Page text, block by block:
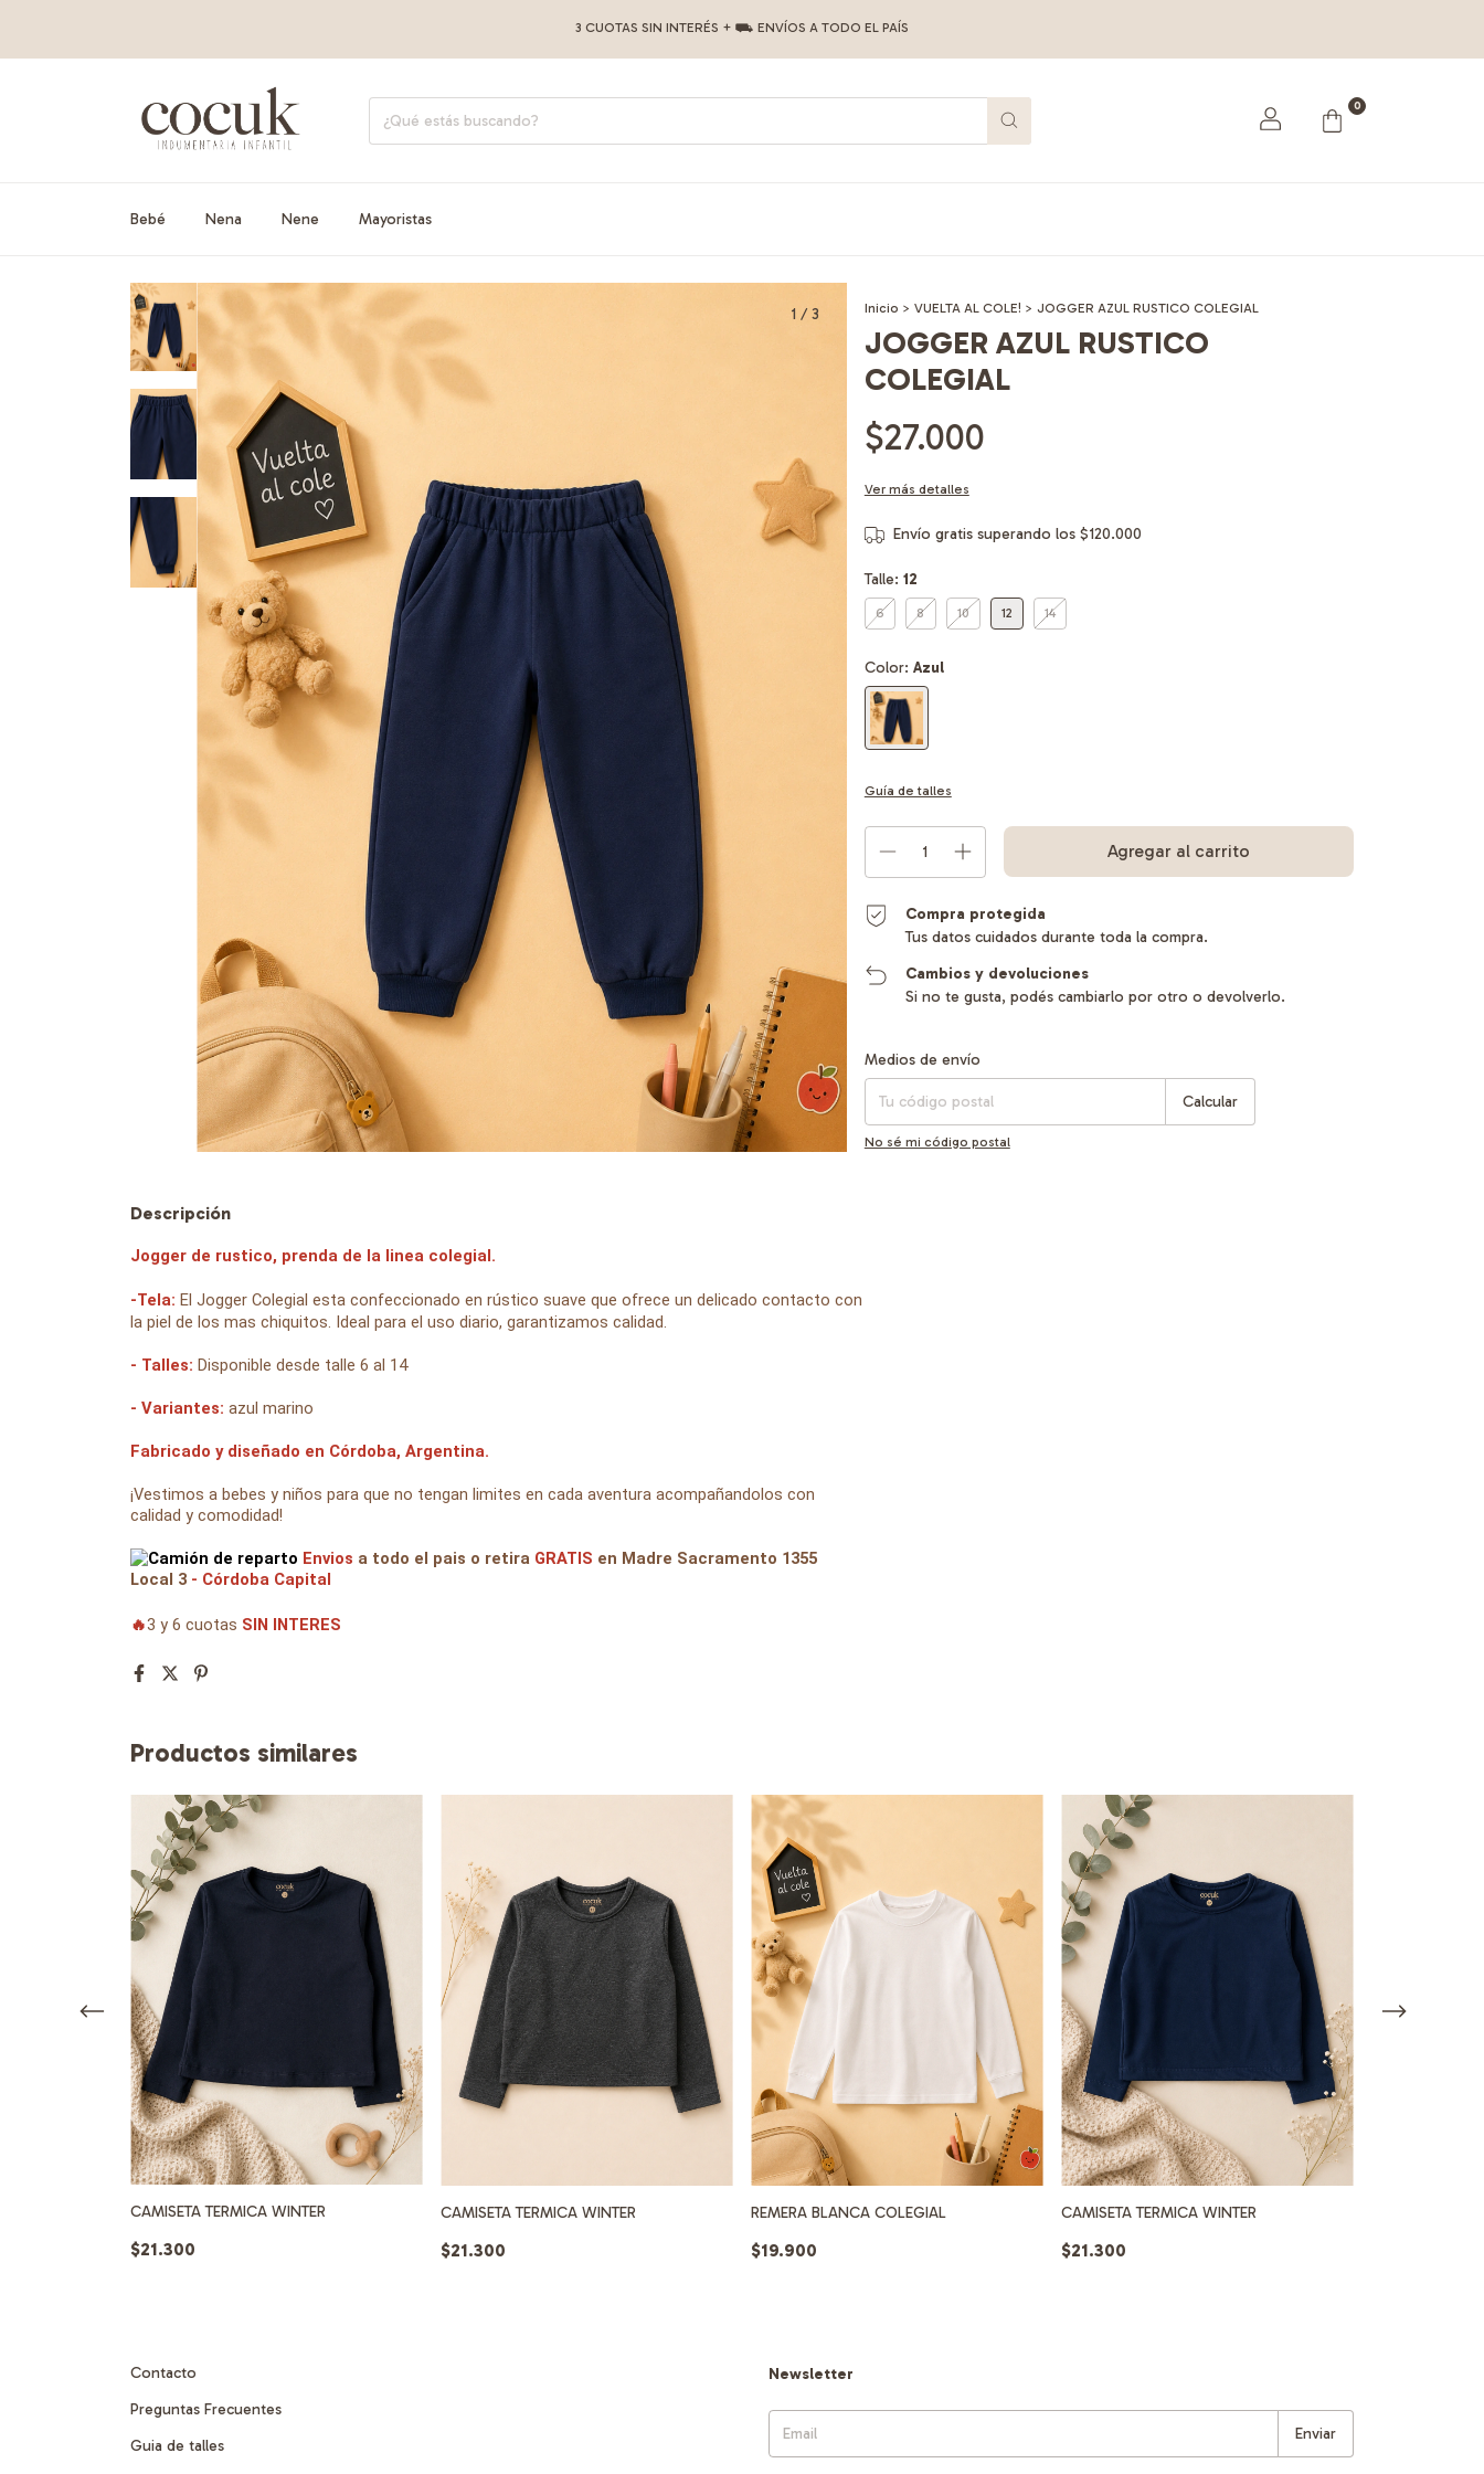
3 CUOTAS SIN INTERÉS + ⛟ ENVÍOS A TODO EL PAÍS
0
Bebé Nena Nene Mayoristas
1/3 Inicio > VUELTA AL COLE! > JOGGER AZUL RUSTICO COLEGIAL
JOGGER AZUL RUSTICO
COLEGIAL
$27.000
Ver más detalles
Envío gratis superando los$120.000
Talle: 12
6 8 10 12 14
Color: Azul
Guía de talles
Compra protegida
Tus datos cuidados durante toda la compra.
Cambios y devoluciones
Si no te gusta, podés cambiarlo por otro o devolverlo.
Entregas para el CP:
Medios de envío
Calcular
No sé mi código postal
Descripción
Jogger de rustico, prenda de la linea colegial.
-Tela: El Jogger Colegial esta confeccionado en rústico suave que ofrece un delicado contacto con
la piel de los mas chiquitos. Ideal para el uso diario, garantizamos calidad.
- Talles: Disponible desde talle 6 al 14
- Variantes: azul marino
Fabricado y diseñado en Córdoba, Argentina.
¡Vestimos a bebes y niños para que no tengan limites en cada aventura acompañandolos con
calidad y comodidad!
Envios a todo el pais o retira GRATIS en Madre Sacramento 1355
Local 3 - Córdoba Capital
🔥3 y 6 cuotas SIN INTERES
Productos similares
CAMISETA TERMICA WINTER
$21.300
CAMISETA TERMICA WINTER
$21.300
REMERA BLANCA COLEGIAL
$19.900
CAMISETA TERMICA WINTER
$21.300
Contacto
Preguntas Frecuentes
Guia de talles
Newsletter